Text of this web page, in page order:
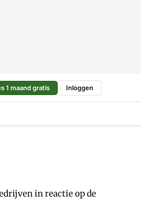
1 maand gratis Inloggen
in reactie op de